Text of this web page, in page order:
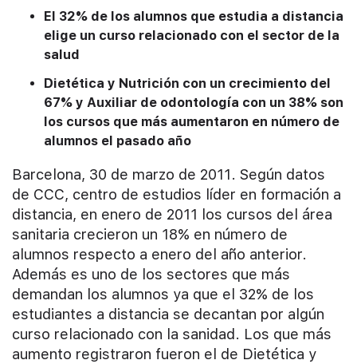
El 32% de los alumnos que estudia a distancia
elige un curso relacionado con el sector de la
salud
Dietética y Nutrición con un crecimiento del
67% y Auxiliar de odontología con un 38% son
los cursos que más aumentaron en número de
alumnos el pasado año
Barcelona, 30 de marzo de 2011. Según datos
de CCC, centro de estudios líder en formación a
distancia, en enero de 2011 los cursos del área
sanitaria crecieron un 18% en número de
alumnos respecto a enero del año anterior.
Además es uno de los sectores que más
demandan los alumnos ya que el 32% de los
estudiantes a distancia se decantan por algún
curso relacionado con la sanidad. Los que más
aumento registraron fueron el de Dietética y